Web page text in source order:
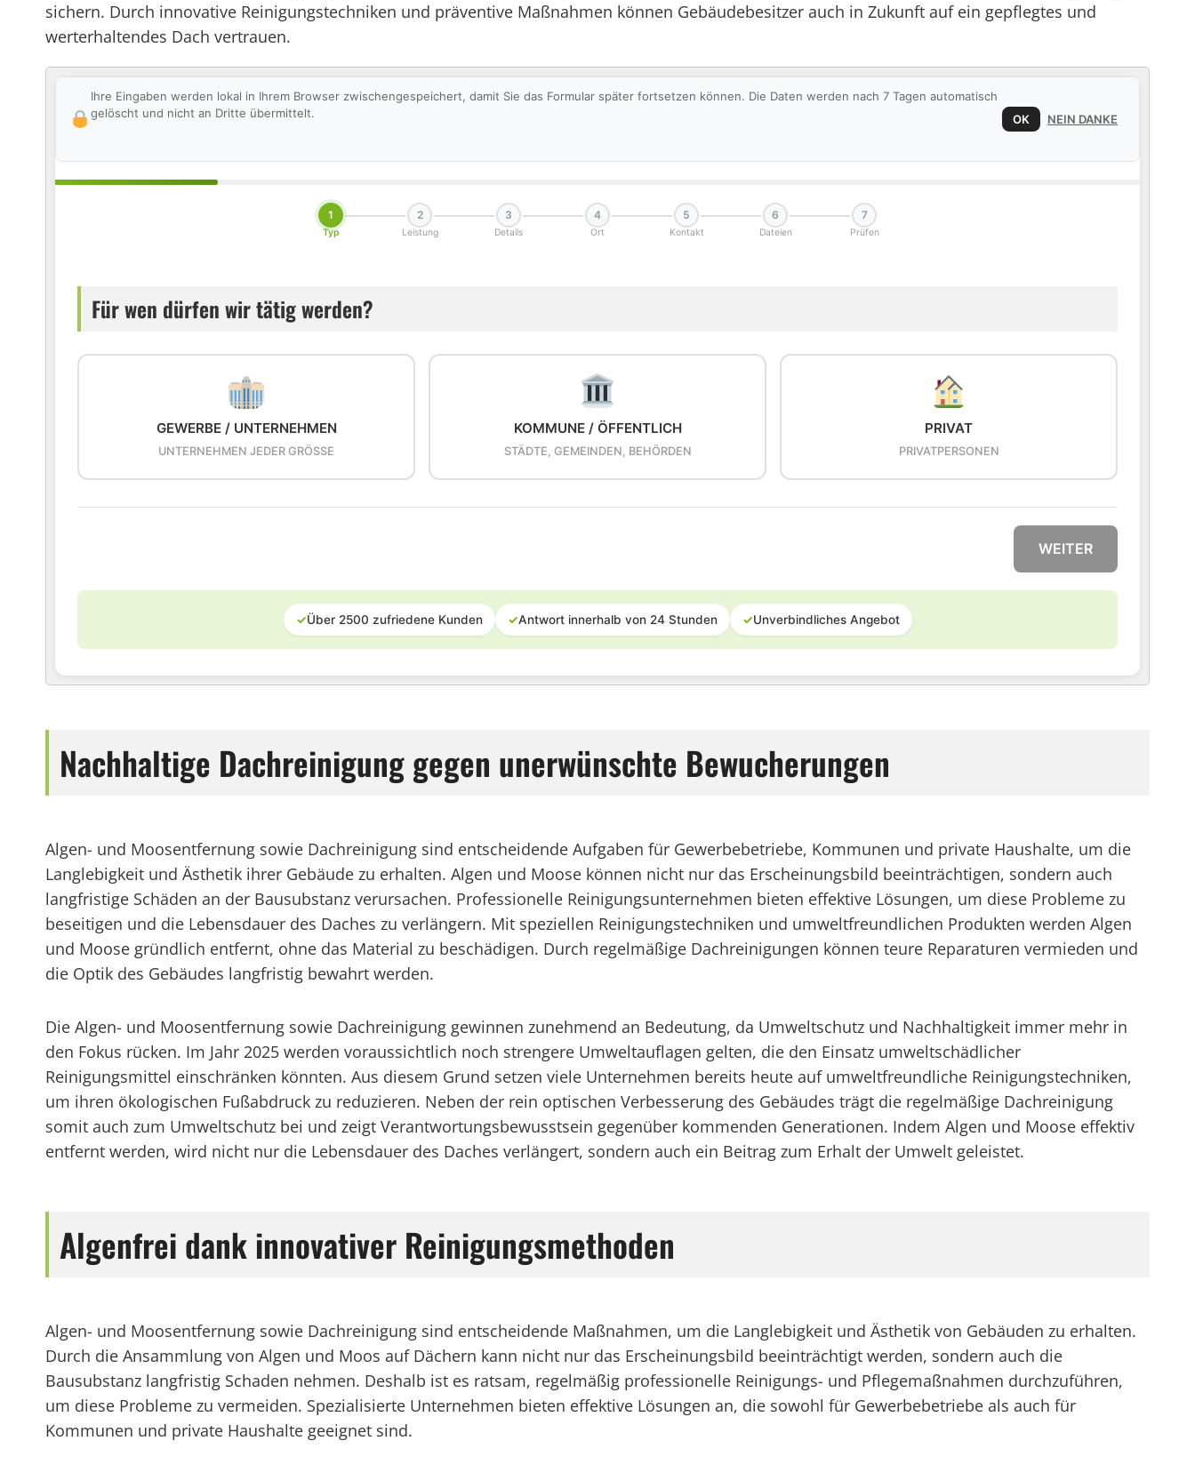
sichern. Durch innovative Reinigungstechniken und präventive Maßnahmen können Gebäudebesitzer auch in Zukunft auf ein gepflegtes und
werterhaltendes Dach vertrauen.
Ihre Eingaben werden lokal in Ihrem Browser zwischengespeichert, damit Sie das Formular später fortsetzen können. Die Daten werden nach 7 Tagen automatisch
gelöscht und nicht an Dritte übermittelt.
OK NEIN DANKE
1
Typ
2
Leistung
3
Details
4
Ort
5
Kontakt
6
Dateien
7
Prüfen
Für wen dürfen wir tätig werden?
GEWERBE / UNTERNEHMEN
UNTERNEHMEN JEDER GRÖSSE
KOMMUNE / ÖFFENTLICH
STÄDTE, GEMEINDEN, BEHÖRDEN
PRIVAT
PRIVATPERSONEN
WEITER
✓Über 2500 zufriedene Kunden ✓Antwort innerhalb von 24 Stunden ✓Unverbindliches Angebot
Nachhaltige Dachreinigung gegen unerwünschte Bewucherungen
Algen- und Moosentfernung sowie Dachreinigung sind entscheidende Aufgaben für Gewerbebetriebe, Kommunen und private Haushalte, um die
Langlebigkeit und Ästhetik ihrer Gebäude zu erhalten. Algen und Moose können nicht nur das Erscheinungsbild beeinträchtigen, sondern auch
langfristige Schäden an der Bausubstanz verursachen. Professionelle Reinigungsunternehmen bieten effektive Lösungen, um diese Probleme zu
beseitigen und die Lebensdauer des Daches zu verlängern. Mit speziellen Reinigungstechniken und umweltfreundlichen Produkten werden Algen
und Moose gründlich entfernt, ohne das Material zu beschädigen. Durch regelmäßige Dachreinigungen können teure Reparaturen vermieden und
die Optik des Gebäudes langfristig bewahrt werden.
Die Algen- und Moosentfernung sowie Dachreinigung gewinnen zunehmend an Bedeutung, da Umweltschutz und Nachhaltigkeit immer mehr in
den Fokus rücken. Im Jahr 2025 werden voraussichtlich noch strengere Umweltauflagen gelten, die den Einsatz umweltschädlicher
Reinigungsmittel einschränken könnten. Aus diesem Grund setzen viele Unternehmen bereits heute auf umweltfreundliche Reinigungstechniken,
um ihren ökologischen Fußabdruck zu reduzieren. Neben der rein optischen Verbesserung des Gebäudes trägt die regelmäßige Dachreinigung
somit auch zum Umweltschutz bei und zeigt Verantwortungsbewusstsein gegenüber kommenden Generationen. Indem Algen und Moose effektiv
entfernt werden, wird nicht nur die Lebensdauer des Daches verlängert, sondern auch ein Beitrag zum Erhalt der Umwelt geleistet.
Algenfrei dank innovativer Reinigungsmethoden
Algen- und Moosentfernung sowie Dachreinigung sind entscheidende Maßnahmen, um die Langlebigkeit und Ästhetik von Gebäuden zu erhalten.
Durch die Ansammlung von Algen und Moos auf Dächern kann nicht nur das Erscheinungsbild beeinträchtigt werden, sondern auch die
Bausubstanz langfristig Schaden nehmen. Deshalb ist es ratsam, regelmäßig professionelle Reinigungs- und Pflegemaßnahmen durchzuführen,
um diese Probleme zu vermeiden. Spezialisierte Unternehmen bieten effektive Lösungen an, die sowohl für Gewerbebetriebe als auch für
Kommunen und private Haushalte geeignet sind.